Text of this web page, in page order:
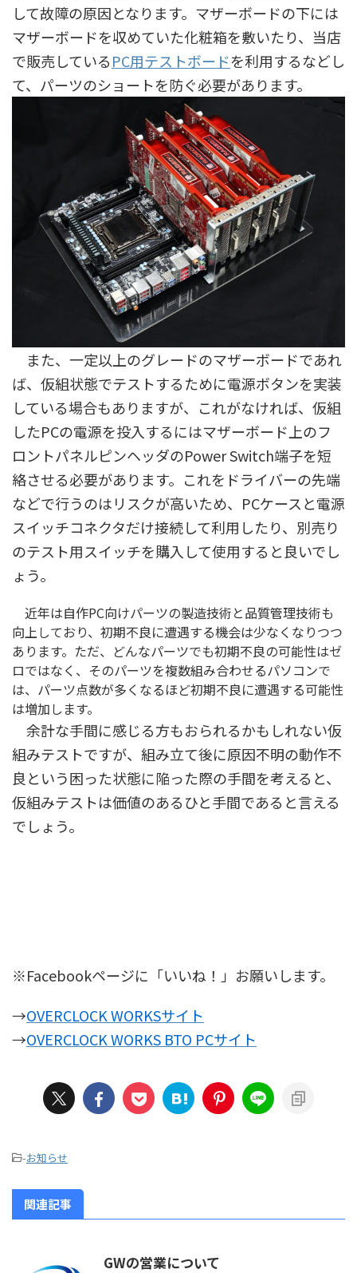
して故障の原因となります。マザーボードの下には
マザーボードを収めていた化粧箱を敷いたり、当店
で販売しているPC用テストボードを利用するなどし
て、パーツのショートを防ぐ必要があります。
また、一定以上のグレードのマザーボードであれ
ば、仮組状態でテストするために電源ボタンを実装
している場合もありますが、これがなければ、仮組
したPCの電源を投入するにはマザーボード上のフ
ロントパネルピンヘッダのPower Switch端子を短
絡させる必要があります。これをドライバーの先端
などで行うのはリスクが高いため、PCケースと電源
スイッチコネクタだけ接続して利用したり、別売り
のテスト用スイッチを購入して使用すると良いでし
ょう。
近年は自作PC向けパーツの製造技術と品質管理技術も
向上しており、初期不良に遭遇する機会は少なくなりつつ
あります。ただ、どんなパーツでも初期不良の可能性はゼ
ロではなく、そのパーツを複数組み合わせるパソコンで
は、パーツ点数が多くなるほど初期不良に遭遇する可能性
は増加します。
余計な手間に感じる方もおられるかもしれない仮
組みテストですが、組み立て後に原因不明の動作不
良という困った状態に陥った際の手間を考えると、
仮組みテストは価値のあるひと手間であると言える
でしょう。
※Facebookページに「いいね！」お願いします。
→OVERCLOCK WORKSサイト
→OVERCLOCK WORKS BTO PCサイト
-お知らせ
関連記事
GWの営業について